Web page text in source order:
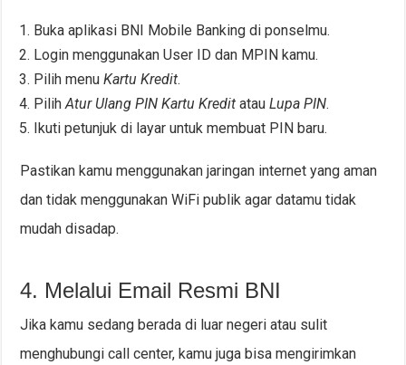
Buka aplikasi BNI Mobile Banking di ponselmu.
Login menggunakan User ID dan MPIN kamu.
Pilih menuKartu Kredit.
PilihAtur Ulang PIN Kartu Kredit atauLupa PIN.
Ikuti petunjuk di layar untuk membuat PIN baru.
Pastikan kamu menggunakan jaringan internet yang aman
dan tidak menggunakan WiFi publik agar datamu tidak
mudah disadap.
4. Melalui Email Resmi BNI
Jika kamu sedang berada di luar negeri atau sulit
menghubungi call center, kamu juga bisa mengirimkan